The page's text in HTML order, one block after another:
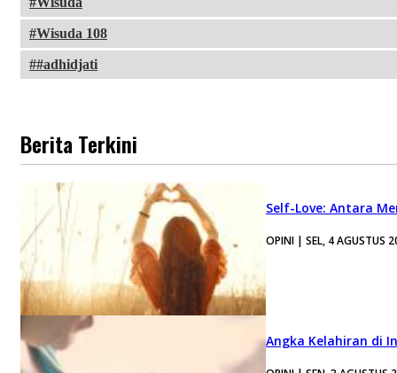
Wisuda 108
#adhidjati
Berita Terkini
Self-Love: Antara
OPINI | SEL, 4 AGUSTUS
Angka Kelahiran di